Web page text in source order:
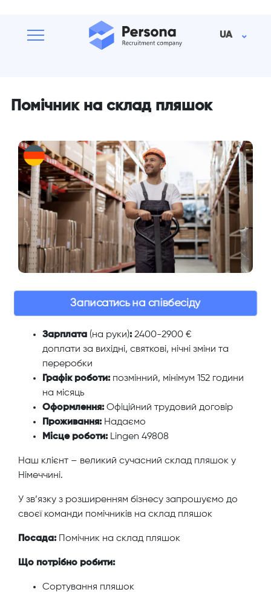
UA
Помічник на склад пляшок
Записатись на співбесіду
Зарплата (на руки): 2400-2900 €
доплати за вихідні, святкові, нічні зміни та
переробки
Графік роботи: позмінний, мінімум 152 години
на місяць
Оформлення: Офіційний трудовий договір
Проживання: Надаємо
Місце роботи: Lingen 49808
Наш клієнт – великий сучасний склад пляшок у
Німеччині.
У зв’язку з розширенням бізнесу запрошуємо до
своєї команди помічників на склад пляшок
Посада: Помічник на склад пляшок
Що потрібно робити:
Сортування пляшок